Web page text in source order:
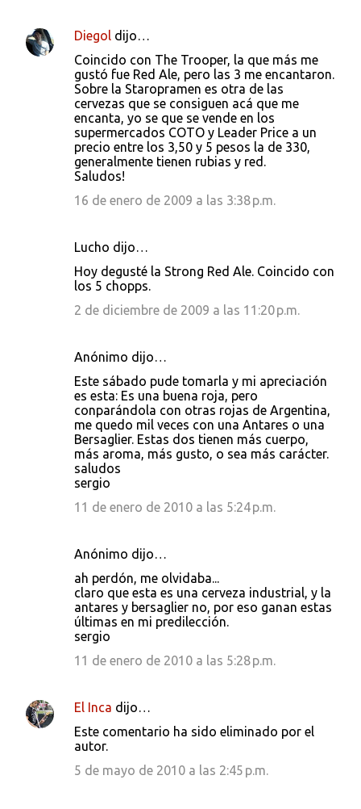
Diegol dijo…
Coincido con The Trooper, la que más me
gustó fue Red Ale, pero las 3 me encantaron.
Sobre la Staropramen es otra de las
cervezas que se consiguen acá que me
encanta, yo se que se vende en los
supermercados COTO y Leader Price a un
precio entre los 3,50 y 5 pesos la de 330,
generalmente tienen rubias y red.
Saludos!
16 de enero de 2009 a las 3:38 p.m.
Lucho dijo…
Hoy degusté la Strong Red Ale. Coincido con
los 5 chopps.
2 de diciembre de 2009 a las 11:20 p.m.
Anónimo dijo…
Este sábado pude tomarla y mi apreciación
es esta: Es una buena roja, pero
conparándola con otras rojas de Argentina,
me quedo mil veces con una Antares o una
Bersaglier. Estas dos tienen más cuerpo,
más aroma, más gusto, o sea más carácter.
saludos
sergio
11 de enero de 2010 a las 5:24 p.m.
Anónimo dijo…
ah perdón, me olvidaba...
claro que esta es una cerveza industrial, y la
antares y bersaglier no, por eso ganan estas
últimas en mi predilección.
sergio
11 de enero de 2010 a las 5:28 p.m.
El Inca dijo…
Este comentario ha sido eliminado por el
autor.
5 de mayo de 2010 a las 2:45 p.m.